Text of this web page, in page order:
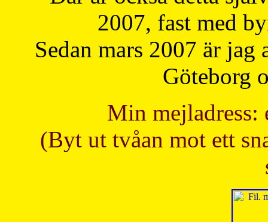
2007, fast med
Sedan mars 2007 är
Göteborg
Min mejladress:
(Byt ut tvåan mot ett